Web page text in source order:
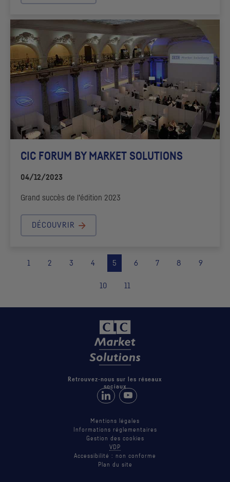
CIC FORUM BY MARKET SOLUTIONS
04/12/2023
Grand succès de l’édition 2023
DÉCOUVRIR
1 2 3 4 5 6 7 8 9
10 11
Retrouvez-nous sur les réseaux
sociaux
Retrouvez-nous sur LinkedIn
Suivez-nous sur Youtube
Mentions légales
Informations réglementaires
Gestion des cookies
VDP
Accessibilité : non conforme
Plan du site